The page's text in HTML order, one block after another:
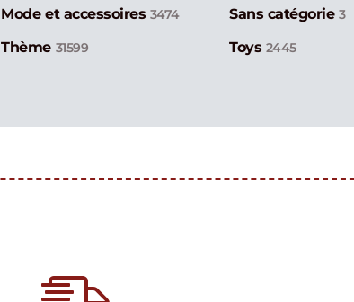
Mode et accessoires 3474 Sans catégorie3
Thème 31599 Toys 2445